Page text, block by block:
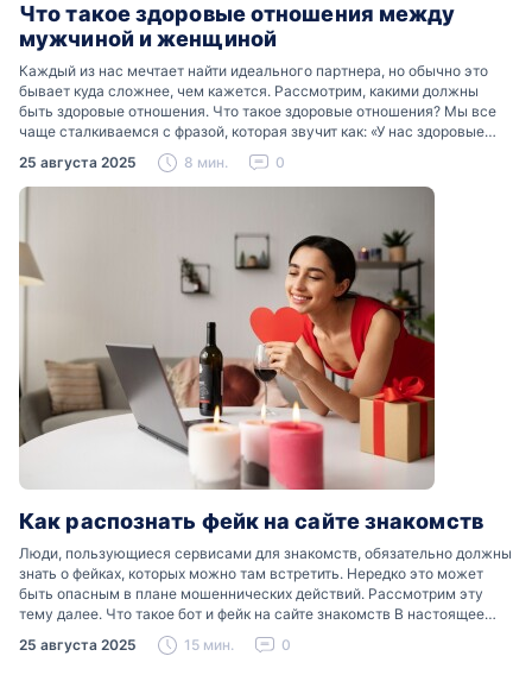
Что такое здоровые отношения между
мужчиной и женщиной
Каждый из нас мечтает найти идеального партнера, но обычно это
бывает куда сложнее, чем кажется. Рассмотрим, какими должны
быть здоровые отношения. Что такое здоровые отношения? Мы все
чаще сталкиваемся с фразой, которая звучит как: «У нас здоровые
отношения». Что именно подразумевается…
25 августа 2025 8 мин. 0
Как распознать фейк на сайте знакомств
Люди, пользующиеся сервисами для знакомств, обязательно должны
знать о фейках, которых можно там встретить. Нередко это может
быть опасным в плане мошеннических действий. Рассмотрим эту
тему далее. Что такое бот и фейк на сайте знакомств В настоящее
время можно встретить свою…
25 августа 2025 15 мин. 0